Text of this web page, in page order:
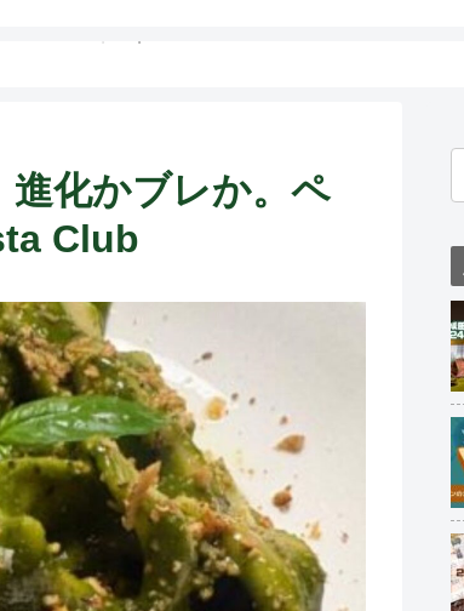
進化かブレか。ペ
Club